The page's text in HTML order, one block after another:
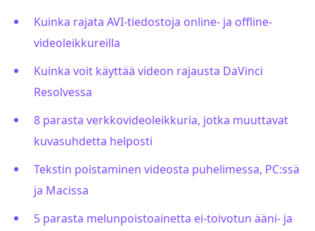
Kuinka rajata AVI-tiedostoja online- ja offline-
videoleikkureilla
Kuinka voit käyttää videon rajausta DaVinci
Resolvessa
8 parasta verkkovideoleikkuria, jotka muuttavat
kuvasuhdetta helposti
Tekstin poistaminen videosta puhelimessa, PC:ssä
ja Macissa
5 parasta melunpoistoainetta ei-toivotun ääni- ja